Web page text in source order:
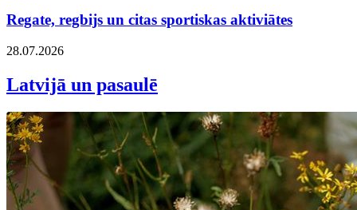
Regate, regbijs un citas sportiskas aktiviātes
28.07.2026
Latvijā un pasaulē